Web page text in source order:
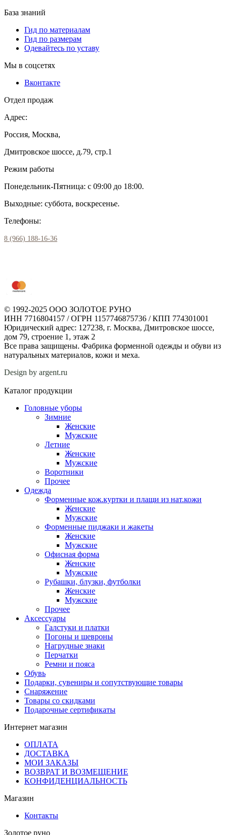
База знаний
Гид по материалам
Гид по размерам
Одевайтесь по уставу
Мы в соцсетях
Вконтакте
Отдел продаж
Адрес:
Россия, Москва,
Дмитровское шоссе, д.79, стр.1
Режим работы
Понедельник-Пятница: с 09:00 до 18:00.
Выходные: суббота, воскресенье.
Телефоны:
8 (966) 188-16-36
© 1992-2025 ООО ЗОЛОТОЕ РУНО
ИНН 7716804157 / ОГРН 1157746875736 / КПП 774301001
Юридический адрес: 127238, г. Москва, Дмитровское шоссе,
дом 79, строение 1, этаж 2
Все права защищены. Фабрика форменной одежды и обуви из
натуральных материалов, кожи и меха.
Design by argent.ru
Каталог продукции
Головные уборы
Зимние
Женские
Мужские
Летние
Женские
Мужские
Воротники
Прочее
Одежда
Форменные кож.куртки и плащи из нат.кожи
Женские
Мужские
Форменные пиджаки и жакеты
Женские
Мужские
Офисная форма
Женские
Мужские
Рубашки, блузки, футболки
Женские
Мужские
Прочее
Аксессуары
Галстуки и платки
Погоны и шевроны
Нагрудные знаки
Перчатки
Ремни и пояса
Обувь
Подарки, сувениры и сопутствующие товары
Снаряжение
Товары со скидками
Подарочные сертификаты
Интернет магазин
ОПЛАТА
ДОСТАВКА
МОИ ЗАКАЗЫ
ВОЗВРАТ И ВОЗМЕЩЕНИЕ
КОНФИДЕНЦИАЛЬНОСТЬ
Магазин
Контакты
Золотое руно